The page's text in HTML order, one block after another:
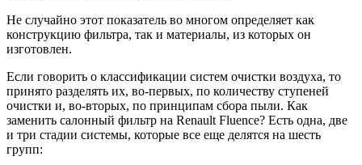
Не случайно этот показатель во многом определяет как
конструкцию фильтра, так и материалы, из которых он
изготовлен.
Если говорить о классификации систем очистки воздуха, то
принято разделять их, во-первых, по количеству ступеней
очистки и, во-вторых, по принципам сбора пыли. Как
заменить салонный фильтр на Renault Fluence? Есть одна, две
и три стадии системы, которые все еще делятся на шесть
групп: